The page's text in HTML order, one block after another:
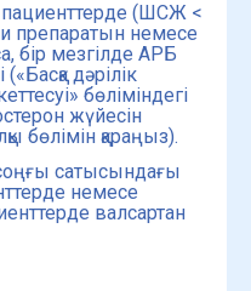
пациенттерде (ШСЖ <
препаратын немесе
бір мезгілде АРБ
дәрілік
бөліміндегі
жүйесін
бөлімін қараңыз).
соңғы сатысындағы
немесе
валсартан